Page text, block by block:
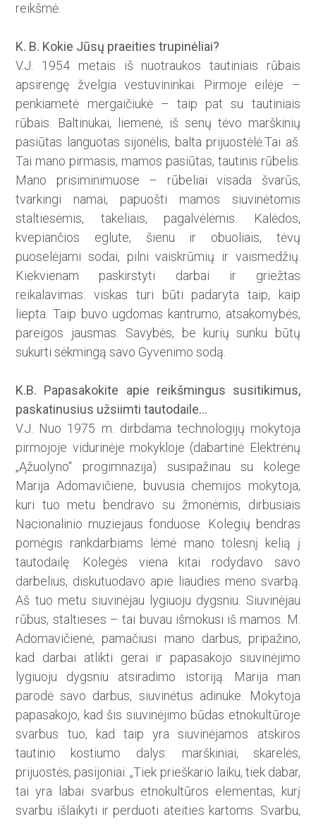
reikšmė.
K. B. Kokie Jūsų praeities trupinėliai?
V.J. 1954 metais iš nuotraukos tautiniais rūbais
apsirengę žvelgia vestuvininkai. Pirmoje eilėje –
penkiametė mergaičiukė – taip pat su tautiniais
rūbais. Baltinukai, liemenė, iš senų tėvo marškinių
pasiūtas languotas sijonėlis, balta prijuostėlė.Tai aš.
Tai mano pirmasis, mamos pasiūtas, tautinis rūbelis.
Mano prisiminimuose – rūbeliai visada švarūs,
tvarkingi namai, papuošti mamos siuvinėtomis
staltiesėmis, takeliais, pagalvėlėmis. Kalėdos,
kvepian­čios eglute, šienu ir obuoliais, tėvų
puoselėjami sodai, pilni vaiskrūmių ir vaismedžių.
Kiekvienam paskirstyti darbai ir griežtas
reikalavimas: viskas turi būti padaryta taip, kaip
liepta. Taip buvo ugdomas kantrumo, atsakomybės,
pareigos jausmas. Savybės, be kurių sunku būtų
sukurti sėkmingą savo Gyvenimo sodą.
K.B. Papasakokite apie reikš­mingus susitikimus,
paskatinu­sius užsiimti tautodaile…
V.J. Nuo 1975 m. dirbdama technologijų mokytoja
pirmojoje vidurinėje mokykloje (dabartinė Elektrėnų
„Ąžuolyno“ progimnazija) susipažinau su kolege
Marija Adomavičiene, buvusia chemijos mokytoja,
kuri tuo metu bendravo su žmonėmis, dirbusiais
Nacionalinio muziejaus fonduose. Kolegių bendras
pomėgis rankdarbiams lėmė mano tolesnį kelią į
tautodailę. Kolegės viena kitai rodydavo savo
darbelius, diskutuodavo apie liaudies meno svarbą.
Aš tuo metu siuvinėjau lygiuoju dygsniu. Siuvinėjau
rūbus, staltieses – tai buvau išmokusi iš mamos. M.
Adomavičienė, pamačiusi mano darbus, pripažino,
kad darbai atlikti gerai ir papasakojo siuvinėjimo
lygiuoju dygsniu atsiradimo istoriją. Marija man
parodė savo darbus, siuvinėtus adinuke. Mokytoja
papasakojo, kad šis siuvinėjimo būdas etnokultūroje
svarbus tuo, kad taip yra siuvinėjamos atskiros
tautinio kostiumo dalys: marškiniai, skarelės,
prijuostės, pasijoniai. „Tiek prieškario laiku, tiek dabar,
tai yra labai svarbus etnokultūros elementas, kurį
svarbu išlaikyti ir perduoti ateities kartoms. Svarbu,